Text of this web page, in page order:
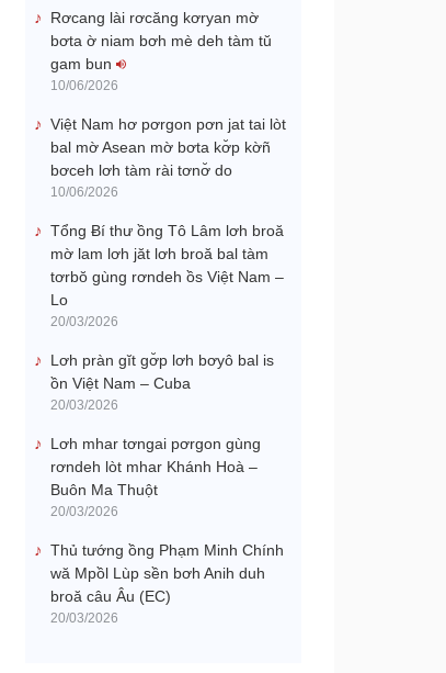
Rơcang lài rơcăng kơryan mờ
bơta ờ niam bơh mè deh tàm tŭ
gam bun
10/06/2026
Việt Nam hơ pơrgon pơn jat tai lòt
bal mờ Asean mờ bơta kơ̆p kờñ
bơceh lơh tàm rài tơnơ̆ do
10/06/2026
Tổng Ƀí thư ồng Tô Lâm lơh broă
mờ lam lơh jăt lơh broă bal tàm
tơrbŏ gùng rơndeh ồs Việt Nam –
Lo
20/03/2026
Lơh pràn gĭt gơ̆p lơh bơyô bal is
ồn Việt Nam – Cuba
20/03/2026
Lơh mhar tơngai pơrgon gùng
rơndeh lòt mhar Khánh Hoà –
Buôn Ma Thuột
20/03/2026
Thủ tướng ồng Phạm Minh Chính
wă Mpồl Lùp sền bơh Anih duh
broă câu Âu (EC)
20/03/2026